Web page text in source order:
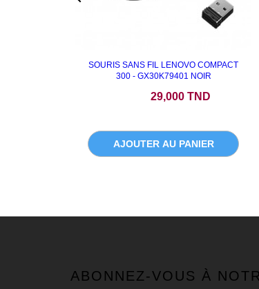
SOURIS SANS FIL LENOVO COMPACT
300 - GX30K79401 NOIR
29,000 TND
AJOUTER AU PANIER
ABONNEZ-VOUS À